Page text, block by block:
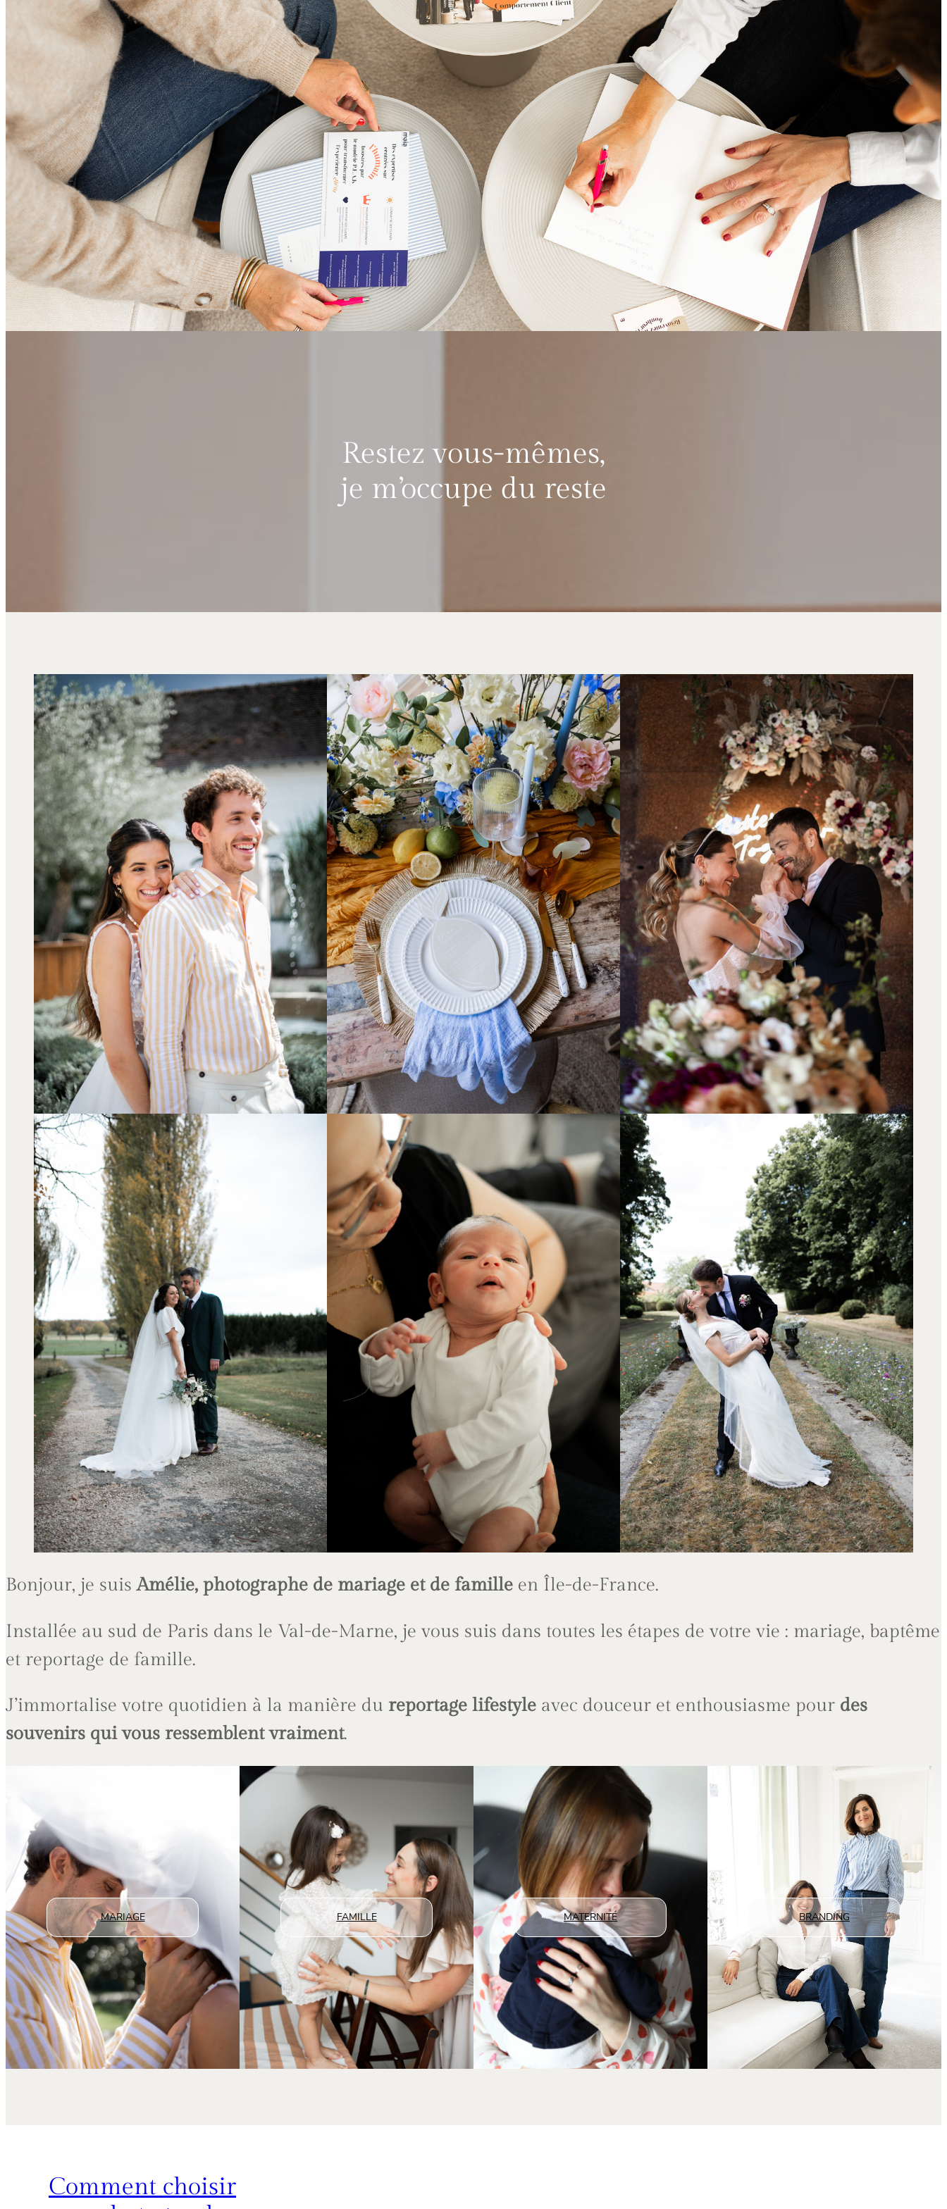
Restez vous-mêmes,
je m’occupe du reste
Bonjour, je suisAmélie, photographe de mariage et de famille en Île-de-France.
Installée au sud de Paris dans le Val-de-Marne, je vous suis dans toutes les étapes de votre vie : mariage, baptême
et reportage de famille.
J’immortalise votre quotidien à la manière du reportage lifestyle avec douceur et enthousiasme pour des
souvenirs qui vous ressemblent vraiment.
MARIAGE FAMILLE MATERNITÉ BRANDING
Comment choisir